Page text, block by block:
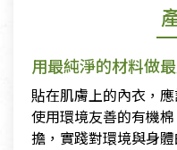
用最純淨的材料做
貼在肌膚上的內衣，
使用環境友善的有機
擔，實踐對環境與身